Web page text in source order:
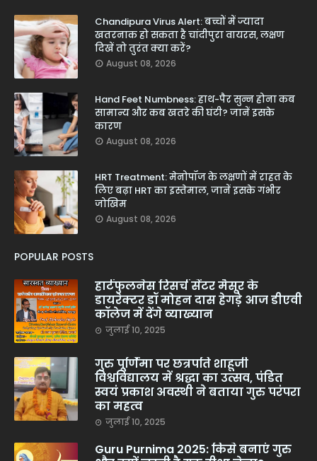
Chandipura Virus Alert: बच्चों में ज्यादा
खतरनाक हो सकता है चांदीपुरा वायरस, लक्षण
दिखें तो तुरंत क्या करें?
August 08, 2026
Hand Feet Numbness: हाथ-पैर सुन्न होना कब
सामान्य और कब खतरे की घंटी? जानें इसके
कारण
August 08, 2026
HRT Treatment: मेनोपॉज के लक्षणों में राहत के
लिए बढ़ा HRT का इस्तेमाल, जानें इसके गंभीर
जोखिम
August 08, 2026
POPULAR POSTS
हार्टफुलनेस रिसर्च सेंटर मैसूर के
डायरेक्टर डॉ मोहन दास हेगड़े आज डीएवी
कॉलेज में देंगे व्याख्यान
जुलाई 10, 2025
गुरु पूर्णिमा पर छत्रपति शाहूजी
विश्वविद्यालय में श्रद्धा का उत्सव, पंडित
स्वयं प्रकाश अवस्थी ने बताया गुरु परंपरा
का महत्व
जुलाई 10, 2025
Guru Purnima 2025: किसे बनाएं गुरु